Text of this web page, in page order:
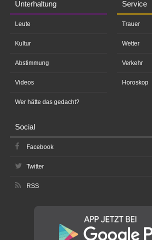
Unterhaltung
Leute
Kultur
Abstimmung
Videos
Wer hätte das gedacht?
Service
Trauer
Wetter
Verkehr
Horoskop
Social
Facebook
Twitter
RSS